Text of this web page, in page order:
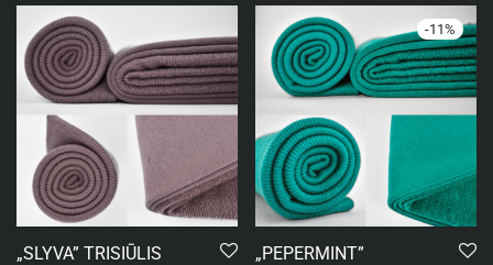
„SLYVA” TRISIŪLIS
-11%
„PEPERMINT”